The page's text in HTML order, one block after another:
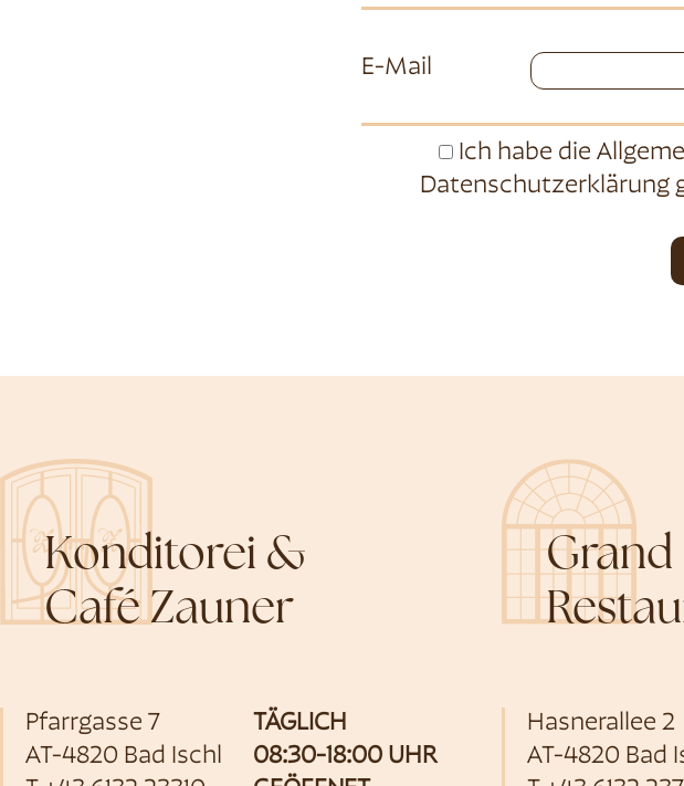
E-Mail
Ich habe die
Datenschutzerklärung
Konditorei &
Café Zauner
Pfarrgasse 7
AT-4820 Bad Ischl
TÄGLICH
08:30-18:00 UHR
Hasnerallee 2
AT-4820 Bad